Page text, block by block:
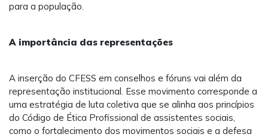
para a população.
A importância das representações
A inserção do CFESS em conselhos e fóruns vai além da
representação institucional. Esse movimento corresponde a
uma estratégia de luta coletiva que se alinha aos princípios
do Código de Ética Profissional de assistentes sociais,
como o fortalecimento dos movimentos sociais e a defesa